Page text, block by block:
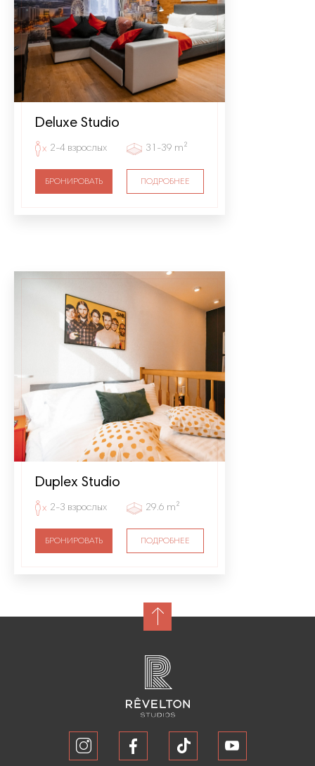
Deluxe Studio
БРОНИРОВАТЬ ПОДРОБНЕЕ
2-4 взрослых 31-39 m²
Duplex Studio
БРОНИРОВАТЬ ПОДРОБНЕЕ
2-3 взрослых 29.6 m²